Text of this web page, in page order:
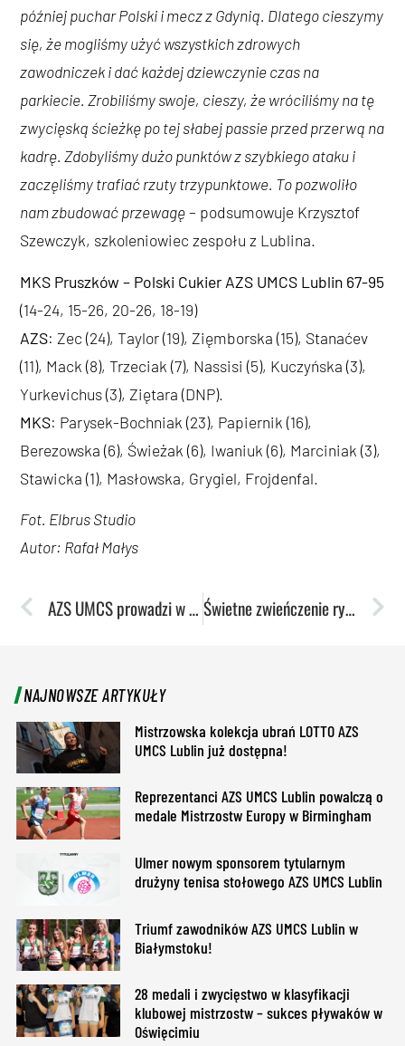
później puchar Polski i mecz z Gdynią. Dlatego cieszymy
się, że mogliśmy użyć wszystkich zdrowych
zawodniczek i dać każdej dziewczynie czas na
parkiecie. Zrobiliśmy swoje, cieszy, że wróciliśmy na tę
zwycięską ścieżkę po tej słabej passie przed przerwą na
kadrę. Zdobyliśmy dużo punktów z szybkiego ataku i
zaczęliśmy trafiać rzuty trzypunktowe. To pozwoliło
nam zbudować przewagę– podsumowuje Krzysztof
Szewczyk, szkoleniowiec zespołu z Lublina.
MKS Pruszków – Polski Cukier AZS UMCS Lublin 67-95
(14-24, 15-26, 20-26, 18-19)
AZS: Zec (24), Taylor (19), Zięmborska (15), Stanaćev
(11), Mack (8), Trzeciak (7), Nassisi (5), Kuczyńska (3),
Yurkevichus (3), Ziętara (DNP).
MKS: Parysek-Bochniak (23), Papiernik (16),
Berezowska (6), Świeżak (6), Iwaniuk (6), Marciniak (3),
Stawicka (1), Masłowska, Grygiel, Frojdenfal.
Fot. Elbrus Studio
Autor: Rafał Małys
AZS UMCS prowadzi w klasyfikacji medalowej po pierwszym dniu halowych mistrzostw Świetne zwieńczenie rywalizacji w Toruniu. Kolejne dwa tytuły mistrzowskie!
NAJNOWSZE ARTYKUŁY
Mistrzowska kolekcja ubrań LOTTO AZS
UMCS Lublin już dostępna!
Reprezentanci AZS UMCS Lublin powalczą o
medale Mistrzostw Europy w Birmingham
Ulmer nowym sponsorem tytularnym
drużyny tenisa stołowego AZS UMCS Lublin
Triumf zawodników AZS UMCS Lublin w
Białymstoku!
28 medali i zwycięstwo w klasyfikacji
klubowej mistrzostw – sukces pływaków w
Oświęcimiu